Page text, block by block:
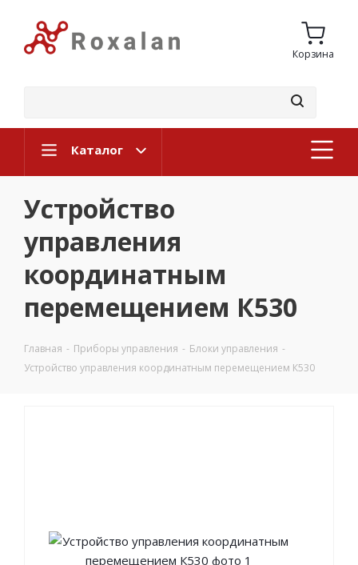
Корзина
Каталог
Устройство
управления
координатным
перемещением К530
Главная - Приборы управления - Блоки управления -
Устройство управления координатным перемещением К530